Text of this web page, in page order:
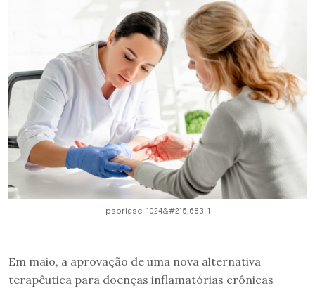
psoriase-1024&#215;683-1
Em maio, a aprovação de uma nova alternativa
terapêutica para doenças inflamatórias crônicas